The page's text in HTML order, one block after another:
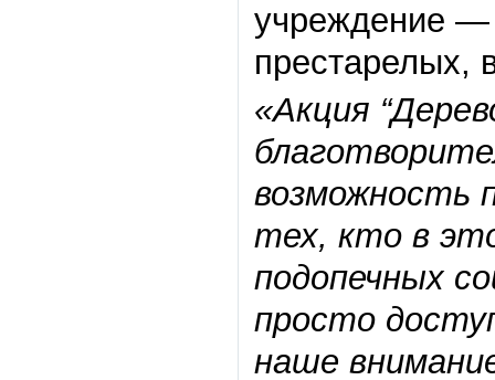
учреждение —
престарелых,
«Акция
возможность
тех, кто в
подопечных
просто
наше